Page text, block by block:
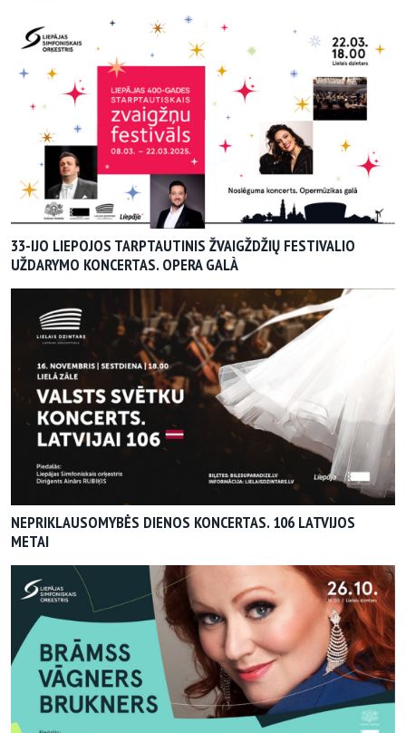
33-IJO LIEPOJOS TARPTAUTINIS ŽVAIGŽDŽIŲ FESTIVALIO
UŽDARYMO KONCERTAS. OPERA GALÀ
NEPRIKLAUSOMYBĖS DIENOS KONCERTAS. 106 LATVIJOS
METAI